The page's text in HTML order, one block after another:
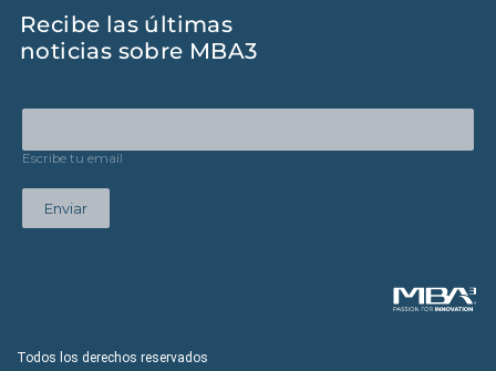
Recibe las últimas
noticias sobre MBA3
Escribe tu email
Enviar
Todos los derechos reservados